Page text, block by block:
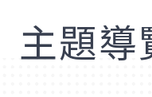
主題導